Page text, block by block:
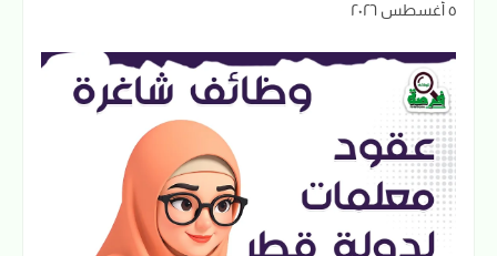
٥ أغسطس ٢٠٢٦